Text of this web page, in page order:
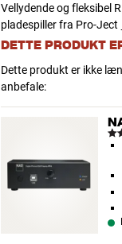
Vellydende og fleksibel
pladespiller fra Pro-Ject
DETTE PRODUKT
Dette produkt er ikke
anbefale: